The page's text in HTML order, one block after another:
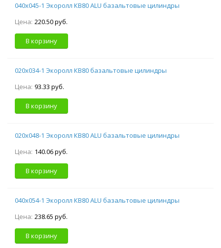
040х045-1 Экоролл КВ80 ALU базальтовые цилиндры
Цена: 220.50 руб.
В корзину
020х034-1 Экоролл КВ80 базальтовые цилиндры
Цена: 93.33 руб.
В корзину
020х048-1 Экоролл КВ80 ALU базальтовые цилиндры
Цена: 140.06 руб.
В корзину
040х054-1 Экоролл КВ80 ALU базальтовые цилиндры
Цена: 238.65 руб.
В корзину